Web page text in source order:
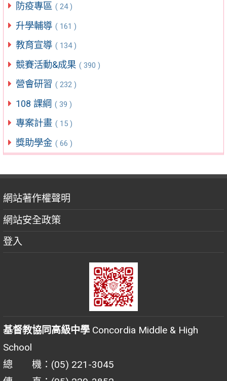
防疫專區 ( 24 )
升學輔導 ( 161 )
教育宣導 ( 134 )
競賽活動&成果 ( 390 )
營會研習 ( 232 )
108 課綱 ( 39 )
專案計畫 ( 15 )
獎助學金 ( 66 )
網站著作權聲明
網站安全政策
登入
基督教協同高級中學 Concordia Middle & High
School
總 機：(05) 221-3045